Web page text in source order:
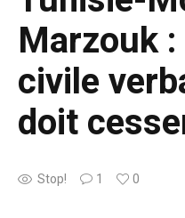
Marzouk
civile
doit
Stop! 1 0